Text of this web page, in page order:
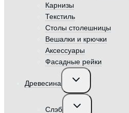
Карнизы
Текстиль
Столы столешницы
Вешалки и крючки
Аксессуары
Фасадные рейки
Древесина
Переключить
дочернее
Слэб
Переключить
дочернее